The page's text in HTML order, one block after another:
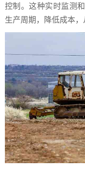
控制。这种实时监测
生产周期，降低成本，